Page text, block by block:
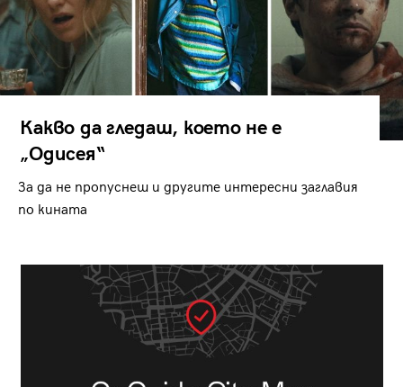
Какво да гледаш, което не е
„Одисея“
За да не пропуснеш и другите интересни заглавия
по кината